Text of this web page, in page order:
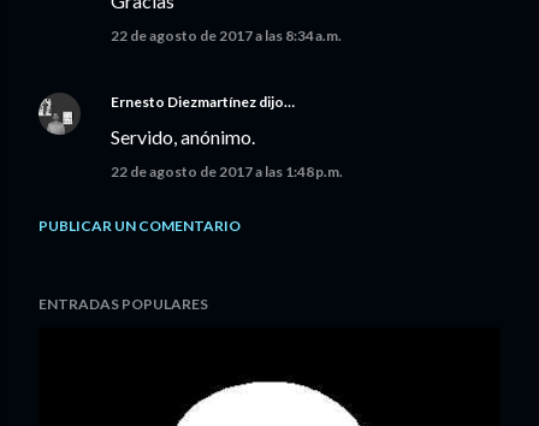
22 de agosto de 2017 a las 8:34 a.m.
Ernesto Diezmartínez dijo…
Servido, anónimo.
22 de agosto de 2017 a las 1:48 p.m.
PUBLICAR UN COMENTARIO
ENTRADAS POPULARES